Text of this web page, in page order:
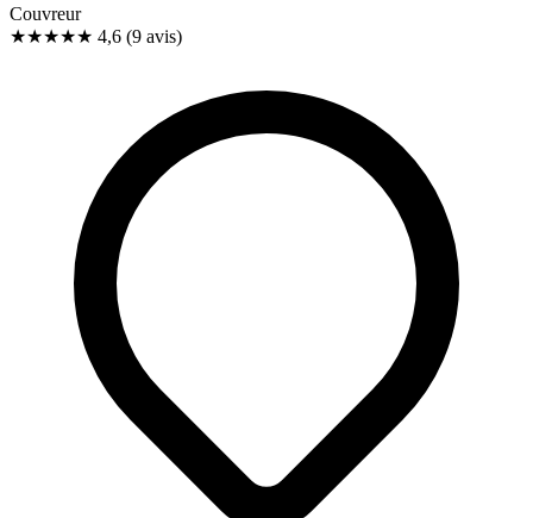
Couvreur
★★★★★ 4,6 (9 avis)